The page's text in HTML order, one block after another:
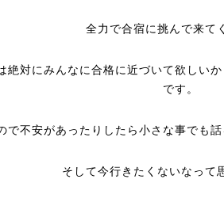
全力で合宿に挑んで来て
絶対にみんなに合格に近づいて欲しいか
です。
で不安があったりしたら小さな事でも
そして今行きたくないなって